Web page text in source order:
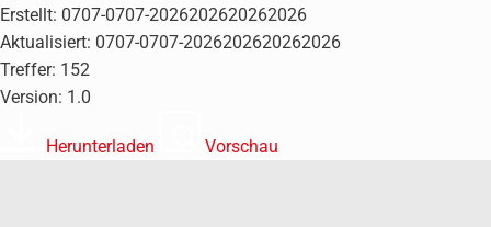
Erstellt: 0707-0707-2026202620262026
Aktualisiert: 0707-0707-2026202620262026
Treffer: 152
Version: 1.0
Herunterladen Vorschau